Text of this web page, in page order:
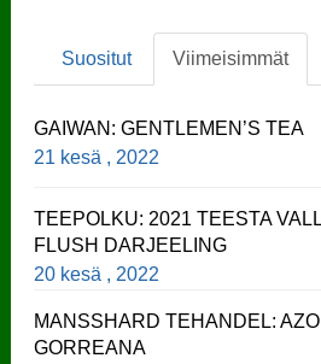
Suositut Viimeisimmät
GAIWAN: GENTLEMEN’S TEA
21 kesä , 2022
TEEPOLKU: 2021 TEESTA
FLUSH DARJEELING
20 kesä , 2022
MANSSHARD TEHANDEL:
GORREANA